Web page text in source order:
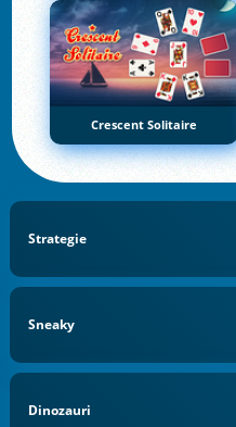
Crescent Solitaire
Strategie
Sneaky
Dinozauri